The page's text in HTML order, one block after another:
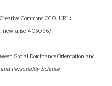
Commons CC0. URL:
new-arise-405096/.
Social Dominance Orientation and
Personality Science